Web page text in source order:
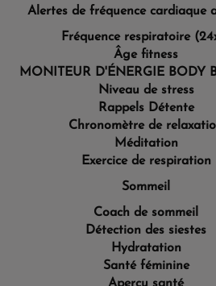
Alertes de fréquence cardiaque
Fréquence respiratoire
Âge fitness
MONITEUR D'ÉNERGIE BODY
Niveau de stress
Rappels Détente
Chronomètre de
Méditation
Exercice de respiration
Sommeil
Coach de sommeil
Détection des siestes
Hydratation
Santé féminine